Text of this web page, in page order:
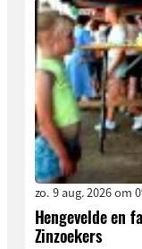
zo. 9 aug. 2026 om
Hengevelde en
Zinzoekers